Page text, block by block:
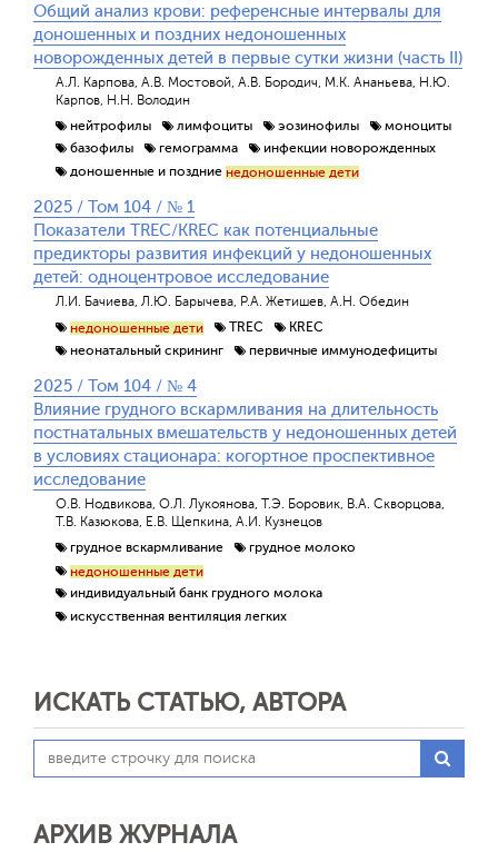
Общий анализ крови: референсные интервалы для
доношенных и поздних недоношенных
новорожденных детей в первые сутки жизни (часть II)
А.Л. Карпова, А.В. Мостовой, А.В. Бородич, М.К. Ананьева, Н.Ю.
Карпов, Н.Н. Володин
нейтрофилы
лимфоциты эозинофилы
моноциты
базофилы
гемограмма
инфекции новорожденных
доношенные и поздние недоношенные дети
2025 / Том 104 / № 1
Показатели TREC/KREC как потенциальные
предикторы развития инфекций у недоношенных
детей: одноцентровое исследование
Л.И. Бачиева, Л.Ю. Барычева, Р.А. Жетишев, А.Н. Обедин
недоношенные дети
TREC
KREC
неонатальный скрининг
первичные иммунодефициты
2025 / Том 104 / № 4
Влияние грудного вскармливания на длительность
постнатальных вмешательств у недоношенных детей
в условиях стационара: когортное проспективное
исследование
О.В. Нодвикова, О.Л. Лукоянова, Т.Э. Боровик, В.А. Скворцова,
Т.В. Казюкова, Е.В. Щепкина, А.И. Кузнецов
грудное вскармливание
грудное молоко
недоношенные дети
индивидуальный банк грудного молока
искусственная вентиляция легких
ИСКАТЬ СТАТЬЮ, АВТОРА
АРХИВ ЖУРНАЛА